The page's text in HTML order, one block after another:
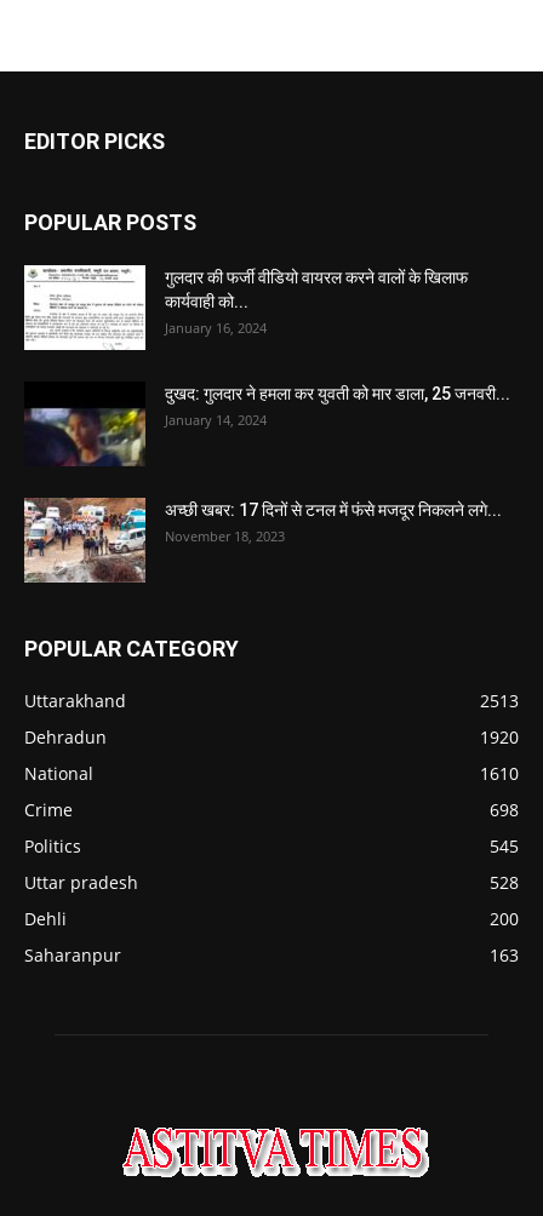
EDITOR PICKS
POPULAR POSTS
गुलदार की फर्जी वीडियो वायरल करने वालों के खिलाफ
कार्यवाही को...
January 16, 2024
दुखद: गुलदार ने हमला कर युवती को मार डाला, 25 जनवरी...
January 14, 2024
अच्छी खबर: 17 दिनों से टनल में फंसे मजदूर निकलने लगे...
November 18, 2023
POPULAR CATEGORY
Uttarakhand
2513
Dehradun
1920
National
1610
Crime
698
Politics
545
Uttar pradesh
528
Dehli
200
Saharanpur
163